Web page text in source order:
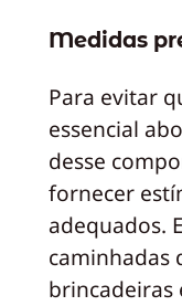
Medidas
Para evitar
essencial
desse
fornecer
adequados.
caminhadas